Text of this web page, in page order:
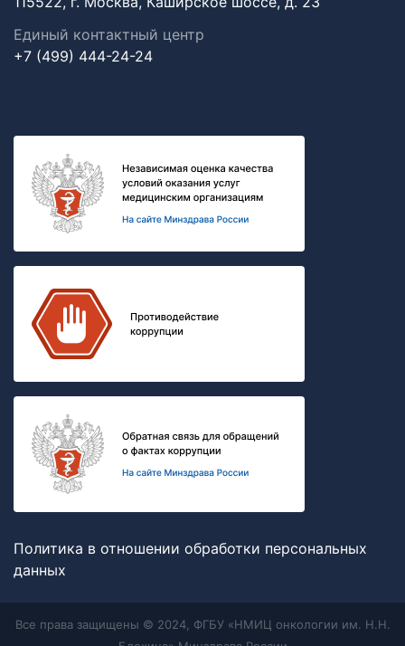
Единый контактный центр
+7 (499) 444-24-24
Политика в отношении обработки персональных
данных
Все права защищены © 2024, ФГБУ «НМИЦ онкологии им. Н.Н.